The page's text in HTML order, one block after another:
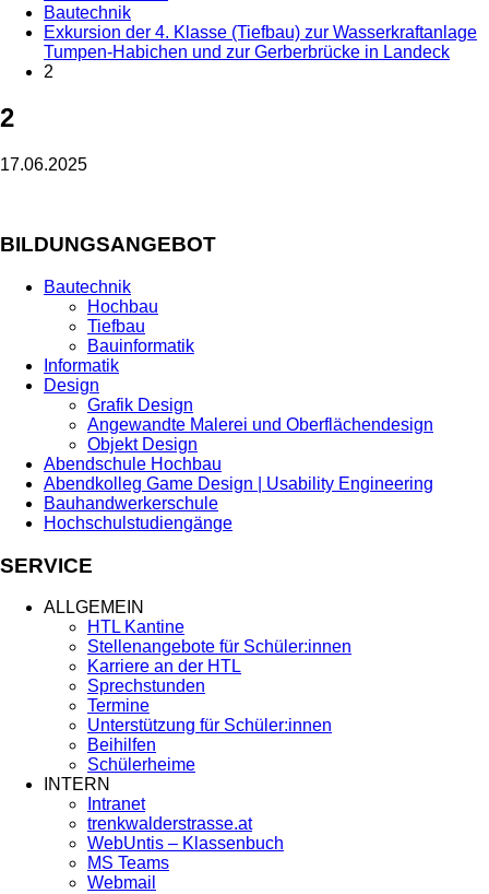
Bautechnik
Exkursion der 4. Klasse (Tiefbau) zur Wasserkraftanlage
Tumpen-Habichen und zur Gerberbrücke in Landeck
2
2
17.06.2025
BILDUNGSANGEBOT
Bautechnik
Hochbau
Tiefbau
Bauinformatik
Informatik
Design
Grafik Design
Angewandte Malerei und Oberflächendesign
Objekt Design
Abendschule Hochbau
Abendkolleg Game Design | Usability Engineering
Bauhandwerkerschule
Hochschulstudiengänge
SERVICE
ALLGEMEIN
HTL Kantine
Stellenangebote für Schüler:innen
Karriere an der HTL
Sprechstunden
Termine
Unterstützung für Schüler:innen
Beihilfen
Schülerheime
INTERN
Intranet
trenkwalderstrasse.at
WebUntis – Klassenbuch
MS Teams
Webmail